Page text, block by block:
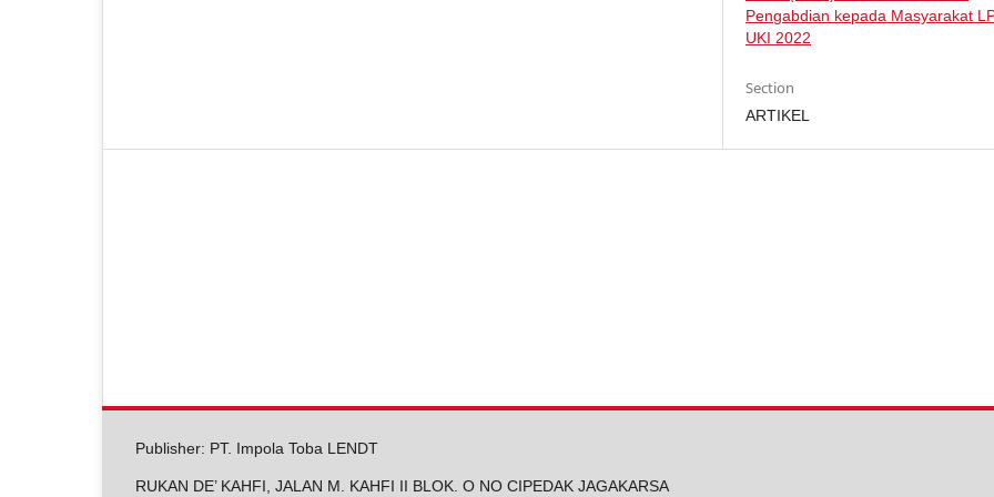
Pengabdian kepada Masyarakat
UKI 2022
Section
ARTIKEL
Publisher: PT. Impola Toba LENDT
RUKAN DE’ KAHFI, JALAN M. KAHFI II BLOK. O NO CIPEDAK JAGAKARSA